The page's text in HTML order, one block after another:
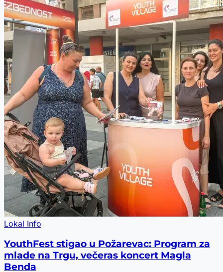
Lokal Info
YouthFest stigao u Požarevac: Program za
mlade na Trgu, večeras koncert Magla
Benda